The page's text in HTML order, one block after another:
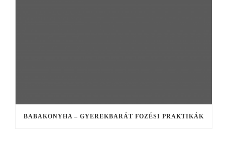
BABAKONYHA – GYEREKBARÁT FOZÉSI PRAKTIKÁK